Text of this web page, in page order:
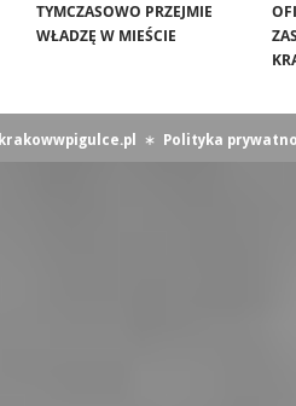
TYMCZASOWO PRZEJMIE
WŁADZĘ W MIEŚCIE
krakowwpigulce.pl ∗ Polityka